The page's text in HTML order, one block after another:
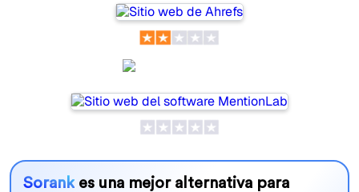
Sorankes una mejor alternativa para